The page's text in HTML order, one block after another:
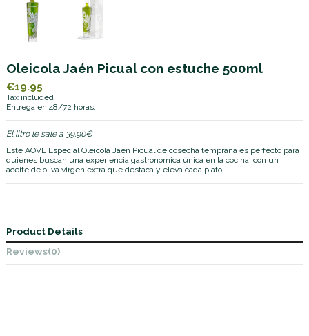
Oleicola Jaén Picual con estuche 500ml
€19.95
Tax included
Entrega en 48/72 horas.
El litro le sale a 39.90€
Este AOVE Especial Oleícola Jaén Picual de cosecha temprana es perfecto para
quienes buscan una experiencia gastronómica única en la cocina, con un
aceite de oliva virgen extra que destaca y eleva cada plato.
Product Details
Reviews(0)